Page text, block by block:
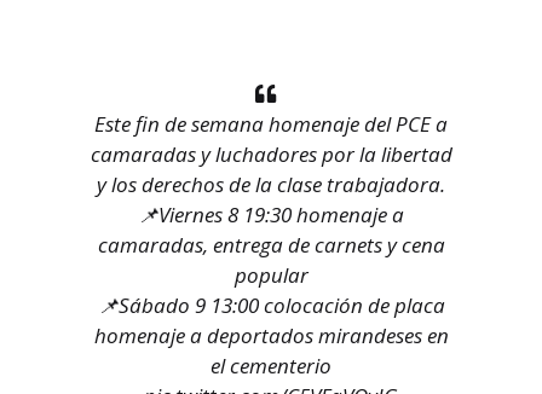
Este fin de semana homenaje del PCE a
camaradas y luchadores por la libertad
y los derechos de la clase trabajadora.
📌Viernes 8 19:30 homenaje a
camaradas, entrega de carnets y cena
popular
📌Sábado 9 13:00 colocación de placa
homenaje a deportados mirandeses en
el cementerio